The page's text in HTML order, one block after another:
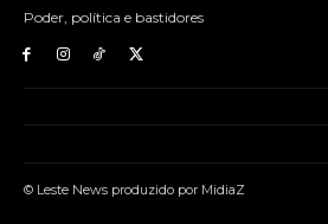
Poder, política e bastidores
© Leste News produzido por MidiaZ